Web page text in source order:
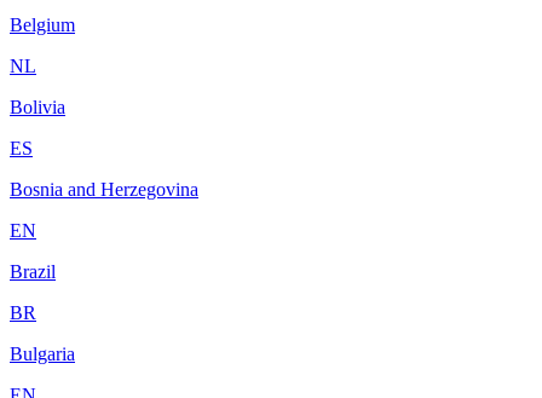
Belgium
NL
Bolivia
ES
Bosnia and Herzegovina
EN
Brazil
BR
Bulgaria